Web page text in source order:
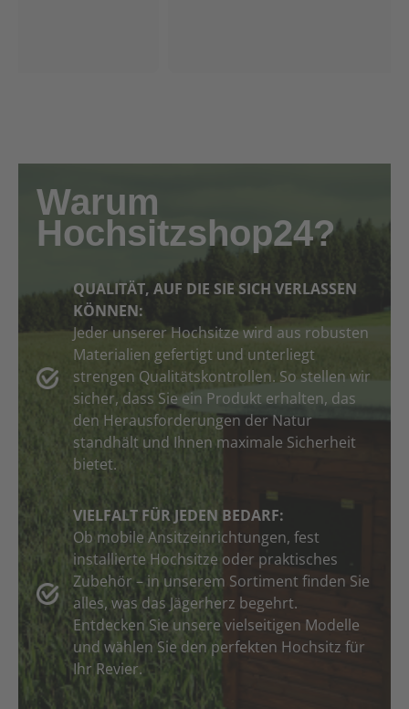
Warum
Hochsitzshop24?
QUALITÄT, AUF DIE SIE SICH VERLASSEN
KÖNNEN:
Jeder unserer Hochsitze wird aus robusten
Materialien gefertigt und unterliegt
strengen Qualitätskontrollen. So stellen wir
sicher, dass Sie ein Produkt erhalten, das
den Herausforderungen der Natur
standhält und Ihnen maximale Sicherheit
bietet.
VIELFALT FÜR JEDEN BEDARF:
Ob mobile Ansitzeinrichtungen, fest
installierte Hochsitze oder praktisches
Zubehör – in unserem Sortiment finden Sie
alles, was das Jägerherz begehrt.
Entdecken Sie unsere vielseitigen Modelle
und wählen Sie den perfekten Hochsitz für
Ihr Revier.